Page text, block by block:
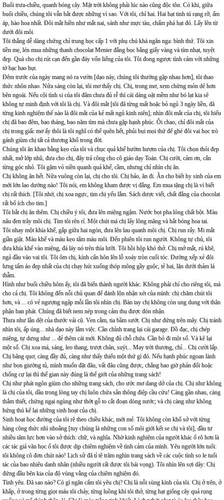
Buổi trưa-chiều, quanh bóng cây. Mặt trời không phải lúc nào cũng độc tôn. Có khi, giữa
buổi chiều, chúng tôi vẫn bắt được những vì sao. Với tôi, chỉ hai. Hai hạt tinh tú rạng rỡ, ấm
áp, hào hoa nhất. Đôi mắt hiền như mắt nai, sánh như mực tàu, chấm phá hạt đỏ. Lấy lên từ
dưới đôi môi.
Tôi thắng dễ dàng chứng chỉ trung học cấp 1 với phụ chú khá ngân nga: bình thứ. Tôi xin
tiền mẹ, lén mua những thanh chocolat Menier đắng bọc bằng giấy vàng và tím nhạt, tuyệt
đẹp. Quà cho chị rút cạn đến gần đáy vốn liếng của tôi. Tôi đong ngược tình cảm với những
tờ bạc hao hụt.
Đêm trước của ngày mang nó ra vườn [dạo này, chúng tôi thường gặp nhau hơn], tôi thao
thức nhôn nhao. Nửa sáng còn lại, tôi mơ thấy chị. Chị, trong mơ, xem chừng mỏn dẻ hơn
bên ngoài. Nếu cội tình si của tôi đâm chưa đủ rễ thì cái dáng oặt mềm như bó lạt kia sẽ
không tự minh định với tôi là chị. Và đôi mắt [tôi đã từng mất hoặc bỏ ngủ 3 ngày liền, đã
từng kinh nghiệm thế nào là đôi mắt của kẻ mất ngủ kinh niên]; nhìn đôi mắt của chị, tôi hiểu
chị đã bao đêm, bao tháng, bao năm tìm mà chưa gặp hạnh phúc. Ôi chao, chỉ đôi mắt của
chị trong giấc mơ ấy thôi là tôi nghĩ có thể quên hết, phủi bụi mọi thứ để ghé đôi vai học trò
gánh giùm chị tất cả thương khổ trong đời.
Chúng tôi ăn khao bằng kẹo của tôi và chục quả khế hườm hượm của chị. Tôi chọn thỏi đẹp
nhất, mở lớp nhũ, đưa cho chị, đây trả công cho cô giáo dạy Toán. Chị cười, cảm ơn, cắn
từng góc nhỏ. Tôi gặm vỏ niền quanh quả khế, cầm, nhưng chỉ nhìn chị ăn.
Chị không ăn hết. Nửa vuông còn lại, chị cho tôi. Chị bảo, ăn đi. Ăn cho biết hy sinh của em
mới lớn lao dường nào! Tôi nói, em không kham được vị đắng. Em mua tặng chị là vì biết
chị rất thích. [Tôi nhớ, chị xoa ngực, tim chị yếu lắm. Sách dược viết, chất đắng của chocolat
rất bổ ích cho tim.]
Tôi bắt chị ăn thêm. Chị chiều ý tôi, đưa lên miệng ngậm. Nước bọt pha lỏng chất bột. Màu
nâu đen trây môi chị. Tim tôi rên rỉ. Một chút má chị lẩy lông măng và hắt bóng hoa tai.
Tôi nhay một khía khế, gắp giữa hai ngón, đưa lên lau quanh môi chị. Chị run rẩy. Mi mắt
giần giật. Màu khế và màu kẹo tẩm màu môi. Đến phiên tôi run người. Không tự chủ, tôi
đưa khía khế vào miệng, đá láy nó trên thìa lưỡi. Tôi hồi hộp khó thở. Chị mở mắt, rú khẽ,
ngả đầu vào vai tôi. Tôi ôm chị, kính cẩn hôn lên lỗ xoáy tròn cuối tóc. Đường xếp xẻ đôi
lưng tấm áo đẹp nhất của chị chạy hút xuống thóp mông gầy guộc, tẻ hai, lặn dưới thảm lá
thẫm.
Hình như buổi chiều hôm ấy, tôi đã biến thành người khác. Không phải chỉ cho riêng tôi, mà
cho cả chị. Tôi không đến nỗi chủ quan để đánh lộn nhận xét của mình: chị chăm chút tôi
hơn, và ... có vẻ ngượng ngập mỗi lần tôi nhìn chị. Bàn tay chị không còn ung dung với thân
phận ban phát. Chúng đã biết nem nép trong cảm thụ được đón nhận.
Thưa như lằn dệt của thước vải cũ. Ven cằm, tia bầm sướt. Chị như đứng trên mây. Chị tránh
nhìn tôi, ấp úng... nhà dạo này lắm việc. Cần chỉnh trang lại cái garage. Đồ đạc, chị chép
miệng, tự dưng như ... đẻ thêm cái mới. Không đủ chỗ chứa. Cần bỏ đi một số. Và kê lại
một số. Chị xoa má, sáng, leo thang, trượt chân, suýt... May trời thương, chỉ... Chị cười lấp.
Chị bâng quơ, càng đầy đủ, càng như thấy thiếu một thứ gì đó. Nếu hạnh phúc ngoan lành
như bọn giường tủ, mình muốn đặt đâu, vất đâu cũng được, chẳng bao giờ phản đối hoặc
chống cự lại thì thế gian này đúng là thế giới của những trang sách!
Chị như phát ngôn giùm cho những trang sách, cho ước mơ dang dở của chị. Chị như không
là chị của tôi, dầu trong lòng tay chị luôn chứa sẵn thông điệp cầu cứu! Càng gần nhau, càng
thắm thiết, chứng ngại ngùng như thớt gỗ to cắt đoạn dòng nước; và chị càng như không
hứng thú kể lại những sinh hoạt của chị.
Sinh hoạt học đường của tôi rẽ theo chiều khác, mới mẻ. Tôi không còn khổ sở với từng
hàng công thức nhì nhoằng [tuy chúng là những con số môi giới kết se chị và tôi], đầu tư
nhiều tâm lực hơn vào sở thích: chữ, và nghĩa. Nhờ kinh nghiệm của người khác ố rõ hơn là
các tác giả văn học ố tôi được dịp chiêm nghiệm về tình cảm của mình. Yêu người lớn tuổi:
tôi không cô đơn chút nào! Lịch sử đã tỉ tê trăm nghìn trang sách về các cuộc tình so le tuổi
tác của bao nhiêu danh nhân (nhiều người rất được tôi bái vọng). Tôi nhìn lên sợi dây: Chị
đứng đầu bên kia của độ vùng vằng của chiêm nghiệm đó.
Tình yêu. Đã sao nào? Có gì ngăn cấm tôi yêu chị? Chị là nỗi sùng kính của tôi. Chị ở trên, ở
khắp, ở trong từng giọt máu tôi chảy, từng luồng khí tôi thở, từng hạt giống cây quả rụng